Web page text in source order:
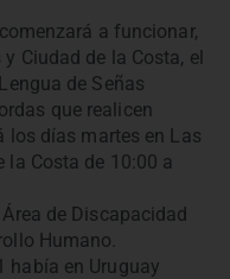
a funcionar,
Ciudad de la Costa, el
de Señas
que realicen
los días martes en Las
la Costa de 10:00 a
de Discapacidad
Humano.
había en Uruguay